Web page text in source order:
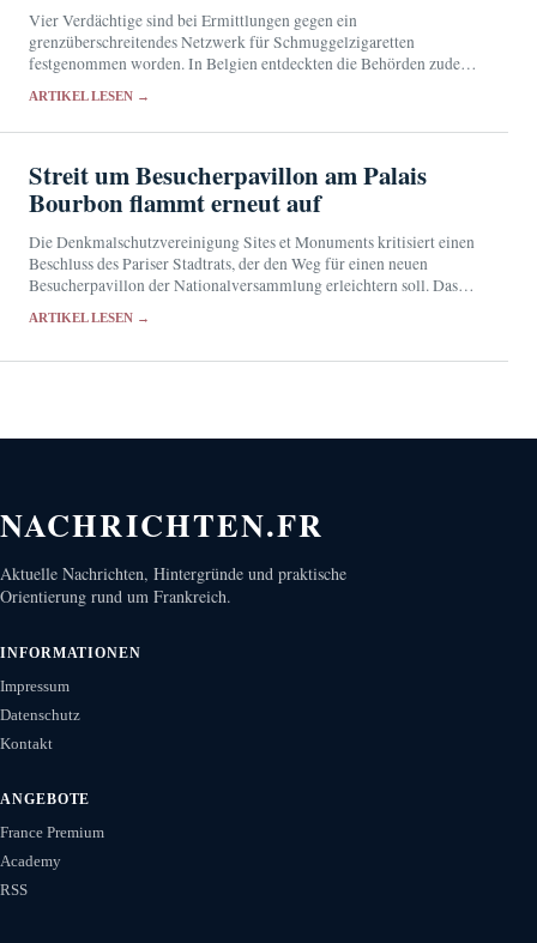
Vier Verdächtige sind bei Ermittlungen gegen ein
grenzüberschreitendes Netzwerk für Schmuggelzigaretten
festgenommen worden. In Belgien entdeckten die Behörden zudem
ARTIKEL LESEN →
Streit um Besucherpavillon am Palais
Bourbon flammt erneut auf
Die Denkmalschutzvereinigung Sites et Monuments kritisiert einen
Beschluss des Pariser Stadtrats, der den Weg für einen neuen
Besucherpavillon der Nationalversammlung erleichtern soll. Das
Bauantrags…
ARTIKEL LESEN →
NACHRICHTEN.FR
Aktuelle Nachrichten, Hintergründe und praktische
Orientierung rund um Frankreich.
INFORMATIONEN
Impressum
Datenschutz
Kontakt
ANGEBOTE
France Premium
Academy
RSS